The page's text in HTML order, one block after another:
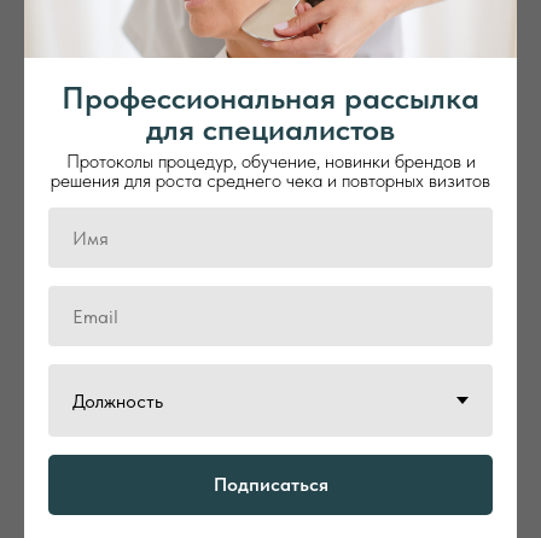
Martin'Spa by Algotherm
СТАНЬТЕ ЧАСТЬЮ МИРА
ALGOTHERMВМЕСТЕ С НАМИ
Оформите заявку на сайте на подключение к
Профессиональная рассылка
для специалистов
Протоколы процедур, обучение, новинки брендов и
решения для роста среднего чека и повторных визитов
Подписаться